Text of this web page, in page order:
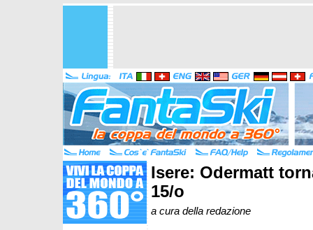
Isere: Odermatt
15/o
a cura della redazione